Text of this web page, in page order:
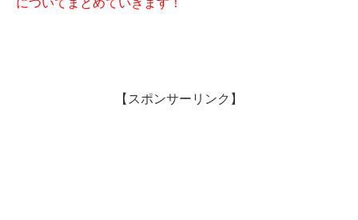
についてまとめていきます！
【スポンサーリンク】